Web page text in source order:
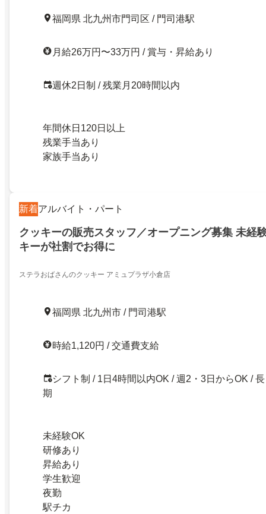
福岡県 北九州市門司区 / 門司港駅
月給26万円〜33万円 / 賞与・昇給あり
週休2日制 / 残業月20時間以内
年間休日120日以上
残業手当あり
家族手当あり
新着アルバイト・パート
クッキーの販売スタッフ／オープニング募集 未経
キーが社割でお得に
ステラおばさんのクッキー アミュプラザ小倉店
福岡県 北九州市 / 門司港駅
時給1,120円 / 交通費支給
シフト制 / 1日4時間以内OK / 週2・3日からOK / 長
期
未経験OK
研修あり
昇給あり
学生歓迎
夜勤
駅チカ